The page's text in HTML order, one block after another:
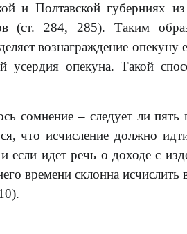
и Полтавской губерниях
(ст. 284, 285). Таким
вознаграждение опекуну
усердия опекуна. Такой
сомнение – следует ли
что исчисление должно
если идет речь о доходе с
времени склонна